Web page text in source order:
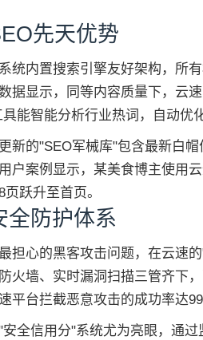
先天优势
统内置搜索引擎友好架构，所
据显示，同等内容质量下，云
能智能分析行业热词，自动优
新的"SEO军械库"包含最新白
户案例显示，某美食博主使用
跃升至首页。
全防护体系
担心的黑客攻击问题，在云速
火墙、实时漏洞扫描三管齐下
平台拦截恶意攻击的成功率达
安全信用分"系统尤为亮眼，通